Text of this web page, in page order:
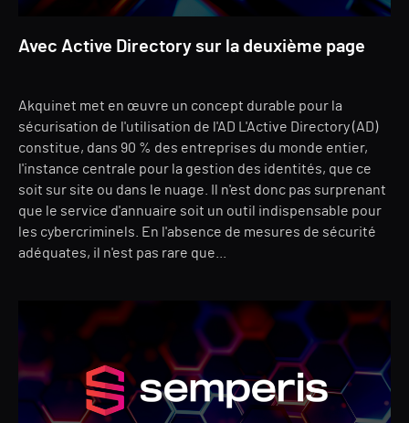
Avec Active Directory sur la deuxième page
Akquinet met en œuvre un concept durable pour la
sécurisation de l'utilisation de l'AD L'Active Directory (AD)
constitue, dans 90 % des entreprises du monde entier,
l'instance centrale pour la gestion des identités, que ce
soit sur site ou dans le nuage. Il n'est donc pas surprenant
que le service d'annuaire soit un outil indispensable pour
les cybercriminels. En l'absence de mesures de sécurité
adéquates, il n'est pas rare que...